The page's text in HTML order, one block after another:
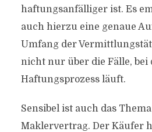
haftungsanfälliger ist. Es
auch hierzu eine genaue
Umfang der
nicht nur über die Fälle, bei
Haftungsprozess läuft.
Sensibel ist auch das
Maklervertrag. Der Käufer